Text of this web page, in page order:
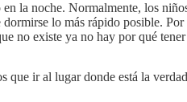
la noche. Normalmente, los
lo más rápido posible.
no existe ya no hay por qué
que ir al lugar donde está la